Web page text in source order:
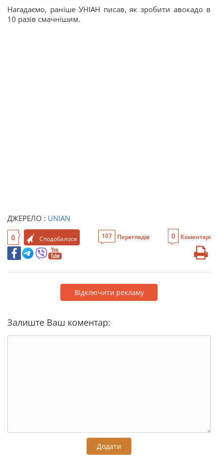
Нагадаємо, раніше УНІАН писав, як зробити авокадо в
10 разів смачнішим.
ДЖЕРЕЛО : UNIAN
0 Сподобалося 107 Переглядів 0 Коментарі
Відключити рекламу
Залиште Ваш коментар:
Додати